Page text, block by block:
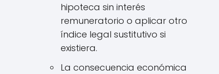
hipoteca sin interés
remuneratorio o aplicar otro
índice legal sustitutivo si
existiera.
La consecuencia económica